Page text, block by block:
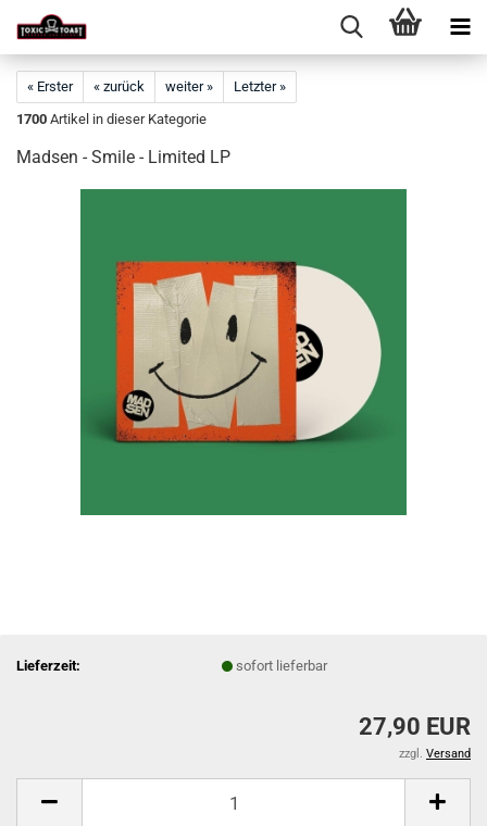
« Erster « zurück weiter »
Letzter »
1700 Artikel in dieser Kategorie
Madsen - Smile - Limited LP
Lieferzeit: sofort lieferbar
27,90 EUR
zzgl. Versand